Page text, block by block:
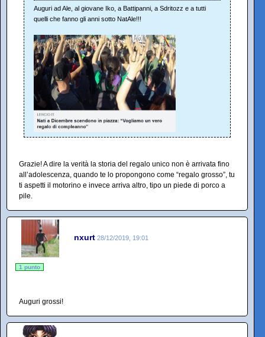
Auguri ad Ale, al giovane Iko, a Battipanni, a Sdritozz e a tutti
quelli che fanno gli anni sotto NatAle!!!
Grazie! A dire la verità la storia del regalo unico non è arrivata fino
all’adolescenza, quando te lo propongono come “regalo grosso”, tu
ti aspetti il motorino e invece arriva altro, tipo un piede di porco a
pile.
nxurt 28/12/2019, 19:01
1 punto
Auguri grossi!